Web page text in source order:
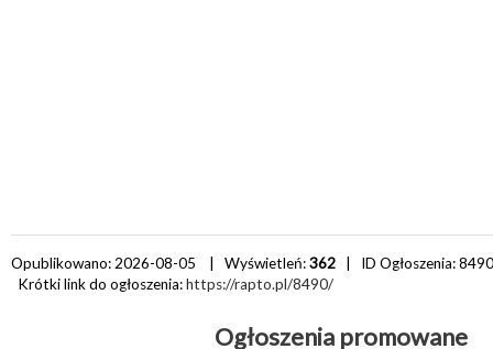
Opublikowano: 2026-08-05 | Wyświetleń:362 | ID Ogłoszenia:8490
Krótki link do ogłoszenia:https://rapto.pl/8490/
Ogłoszenia promowane